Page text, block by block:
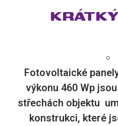
Fotovoltaické
výkonu 460 Wp
střechách objektu
konstrukci, které